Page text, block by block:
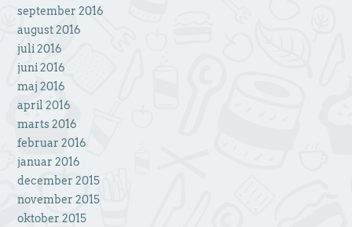
september 2016
august 2016
juli 2016
juni 2016
maj 2016
april 2016
marts 2016
februar 2016
januar 2016
december 2015
november 2015
oktober 2015